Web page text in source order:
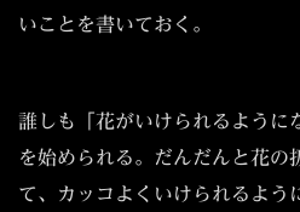
いことを書いておく。
誰しも「花がいけられるように
を始められる。だんだんと花の
て、カッコよくいけられるよう